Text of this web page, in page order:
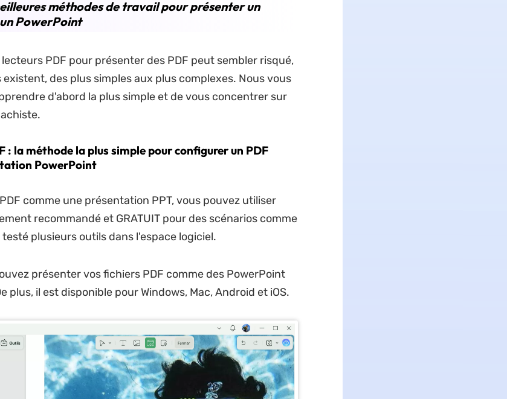
méthodes de travail pour présenter un
PowerPoint
PDF pour présenter des PDF peut sembler risqué,
des plus simples aux plus complexes. Nous vous
d'abord la plus simple et de vous concentrer sur
: la méthode la plus simple pour configurer un PDF
PowerPoint
comme une présentation PPT, vous pouvez utiliser
recommandé et GRATUIT pour des scénarios comme
plusieurs outils dans l'espace logiciel.
présenter vos fichiers PDF comme des PowerPoint
plus, il est disponible pour Windows, Mac, Android et iOS.